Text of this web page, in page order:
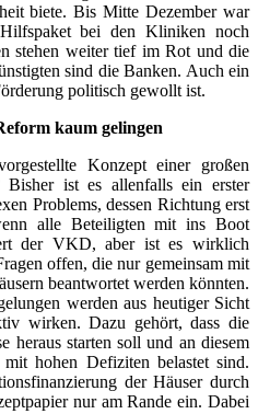
biete. Bis Mitte Dezember war
bei den Kliniken noch
stehen weiter tief im Rot und die
sind die Banken. Auch ein
politisch gewollt ist.
kaum gelingen
Konzept einer großen
Bisher ist es allenfalls ein erster
Problems, dessen Richtung erst
alle Beteiligten mit ins Boot
der VKD, aber ist es wirklich
offen, die nur gemeinsam mit
beantwortet werden könnten.
werden aus heutiger Sicht
wirken. Dazu gehört, dass die
heraus starten soll und an diesem
hohen Defiziten belastet sind.
der Häuser durch
nur am Rande ein. Dabei